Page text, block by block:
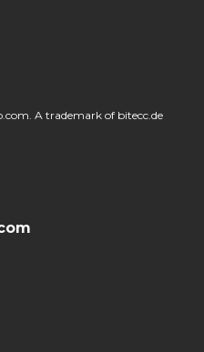
A trademark of bitecc.de